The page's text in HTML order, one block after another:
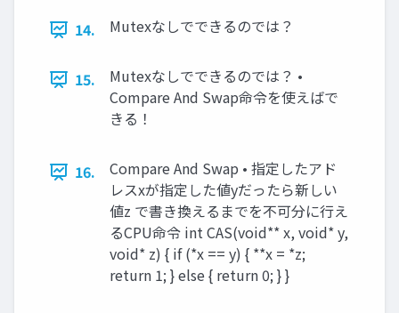
14. Mutexなしでできるのでは？
15.
Mutexなしでできるのでは？ •
Compare And Swap命令を使えばで
きる！
16.
Compare And Swap • 指定したアド
レスxが指定した値yだったら新しい
値z で書き換えるまでを不可分に行え
るCPU命令 int CAS(void** x, void* y,
void* z) { if (*x == y) { **x = *z;
return 1; } else { return 0; } }